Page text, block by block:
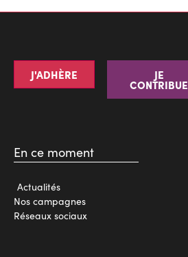
J'ADHÈRE JE
CONTRIBUE
En ce moment
Actualités
Nos campagnes
Réseaux sociaux